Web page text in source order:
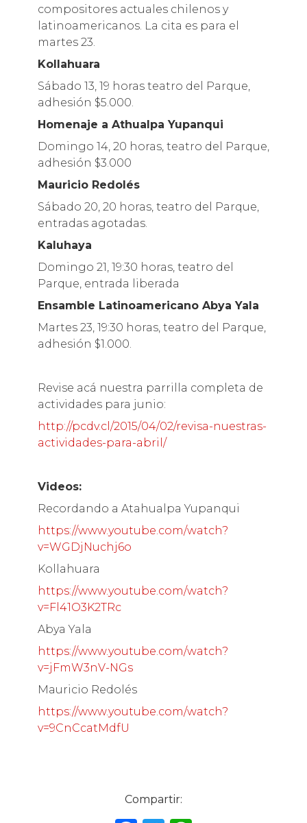
compositores actuales chilenos y
latinoamericanos. La cita es para el
martes 23.
Kollahuara
Sábado 13, 19 horas teatro del Parque,
adhesión $5.000.
Homenaje a Athualpa Yupanqui
Domingo 14, 20 horas, teatro del Parque,
adhesión $3.000
Mauricio Redolés
Sábado 20, 20 horas, teatro del Parque,
entradas agotadas.
Kaluhaya
Domingo 21, 19:30 horas, teatro del
Parque, entrada liberada
Ensamble Latinoamericano Abya Yala
Martes 23, 19:30 horas, teatro del Parque,
adhesión $1.000.
Revise acá nuestra parrilla completa de
actividades para junio:
http://pcdv.cl/2015/04/02/revisa-nuestras-
actividades-para-abril/
Videos:
Recordando a Atahualpa Yupanqui
https://www.youtube.com/watch?
v=WGDjNuchj6o
Kollahuara
https://www.youtube.com/watch?
v=Fl41O3K2TRc
Abya Yala
https://www.youtube.com/watch?
v=jFmW3nV-NGs
Mauricio Redolés
https://www.youtube.com/watch?
v=9CnCcatMdfU
Compartir: